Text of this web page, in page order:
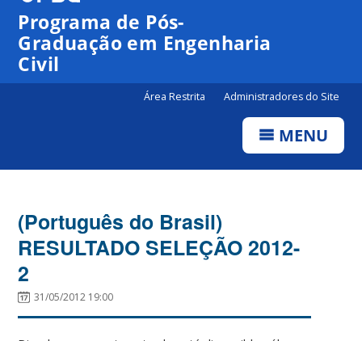
Programa de Pós-
Graduação em Engenharia
Civil
Área Restrita Administradores do Site
MENU
(Português do Brasil)
RESULTADO SELEÇÃO 2012-
2
31/05/2012 19:00